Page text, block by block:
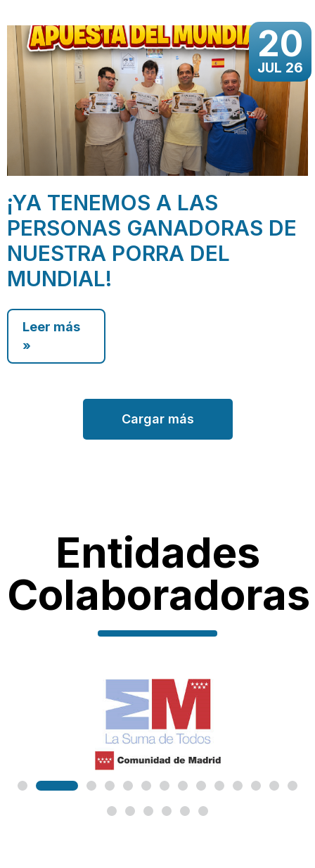
20
JUL 26
¡YA TENEMOS A LAS
PERSONAS GANADORAS DE
NUESTRA PORRA DEL
MUNDIAL!
Leer más
»
Cargar más
Entidades
Colaboradoras